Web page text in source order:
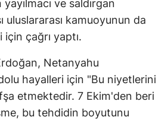
ve saldırgan
uluslararası kamuoyunun da
çağrı yaptı.
Netanyahu
hayalleri için "Bu niyetlerini
etmektedir. 7 Ekim'den beri
bu tehdidin boyutunu